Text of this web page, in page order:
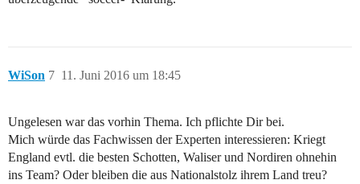
WiSon 11. Juni 2016 um 18:45
7
Ungelesen war das vorhin Thema. Ich pflichte Dir bei.
Mich würde das Fachwissen der Experten interessieren: Kriegt
England evtl. die besten Schotten, Waliser und Nordiren ohnehin
ins Team? Oder bleiben die aus Nationalstolz ihrem Land treu?